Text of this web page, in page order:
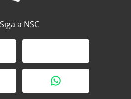
Siga a NSC